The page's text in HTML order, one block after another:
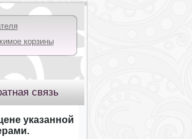
корзины
связь
указанной